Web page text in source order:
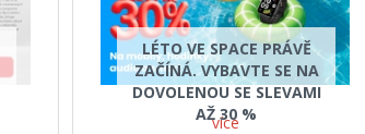
LÉTO VE SPACE PRÁVĚ
ZAČÍNÁ. VYBAVTE SE NA
DOVOLENOU SE SLEVAMI
AŽ 30 %
více